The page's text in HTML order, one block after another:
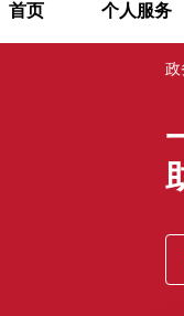
首页 个人服务
政